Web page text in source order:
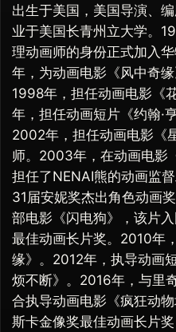
出生于美国，美国导演、
业于美国长青州立大学。
理动画师的身份正式加入
年，为动画电影《风中奇
1998年，担任动画电影《
年，担任动画短片《约翰·
2002年，担任动画电影《
师。2003年，在动画电影
担任了NENAI熊的动画监
31届安妮奖杰出角色动画
部电影《闪电狗》，该片
最佳动画长片奖。2010年
缘》。2012年，执导动画
烦不断》。2016年，与里
合执导动画电影《疯狂动
斯卡金像奖最佳动画长片